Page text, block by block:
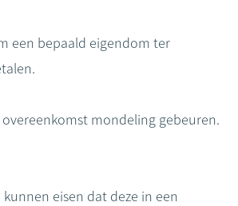
een bepaald eigendom ter
mondeling gebeuren.
eisen dat deze in een